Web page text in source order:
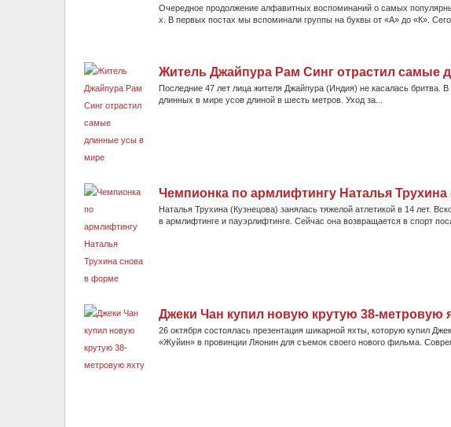
Очередное продолжение алфавитных воспоминаний о самых
х. В первых постах мы вспоминали группы на буквы от «А» до «К».
Житель Джайпура Рам Синг отрастил самые
Последние 47 лет лица жителя Джайпура (Индия) не касалась бритва.
длинных в мире усов длиной в шесть метров. Уход за...
Чемпионка по армлифтингу Наталья
Наталья Трухина (Кузнецова) занялась тяжелой атлетикой в 14 лет.
в армлифтинге и пауэрлифтинге. Сейчас она возвращается в спорт
Джеки Чан купил новую крутую 38-метровую
26 октября состоялась презентация шикарной яхты, которую купил
«Жуйин» в провинции Ляонин для съемок своего нового фильма.